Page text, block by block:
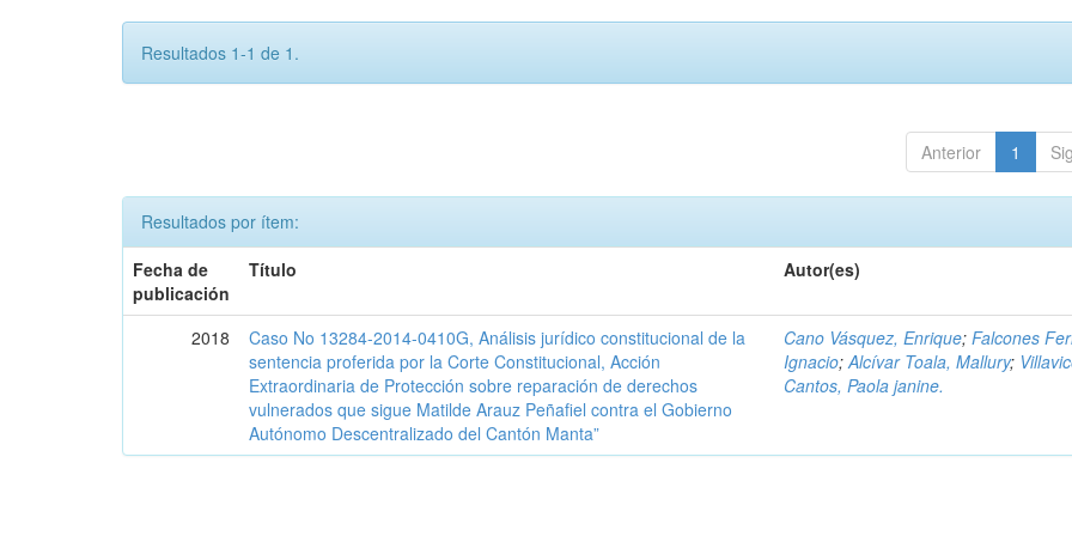
Resultados 1-1 de 1.
Anterior 1
Resultados por ítem:
Fecha de
publicación
Título Autor(es)
2018
Caso No 13284-2014-0410G, Análisis jurídico constitucional de la
sentencia proferida por la Corte Constitucional, Acción
Extraordinaria de Protección sobre reparación de derechos
vulnerados que sigue Matilde Arauz Peñafiel contra el Gobierno
Autónomo Descentralizado del Cantón Manta”
Cano Vásquez, Enrique;Falcones
Ignacio;Alcívar Toala, Mallury;
Cantos, Paola janine.